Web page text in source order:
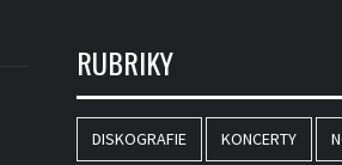
RUBRIKY
DISKOGRAFIE KONCERTY